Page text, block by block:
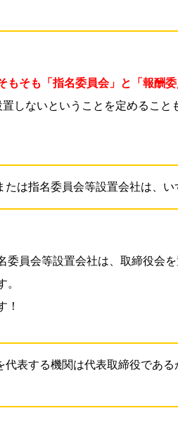
もそも「指名委員会」と「報酬
しないということを定めること
たは指名委員会等設置会社は、い
委員会等設置会社は、取締役会
。
！
代表する機関は代表取締役であ